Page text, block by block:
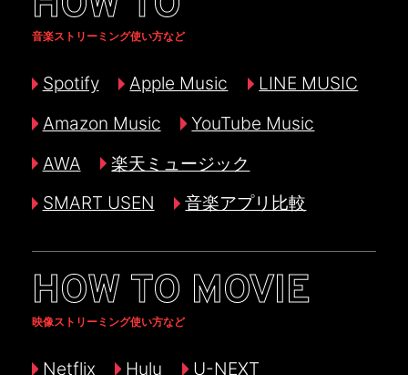
音楽ストリーミング使い方など
Spotify Apple Music
LINE MUSIC
Amazon Music
YouTube Music
AWA
楽天ミュージック
SMART USEN
音楽アプリ比較
HOW TO MOVIE
映像ストリーミング使い方など
Netflix Hulu
U-NEXT